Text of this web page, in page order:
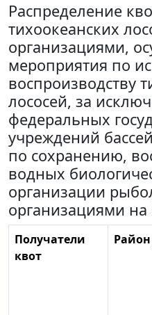
Распределение
тихоокеанских
организациями,
мероприятия по
воспроизводству
лососей, за
федеральных
учреждений
по сохранению,
водных
организации
организациями на
Получатели
квот